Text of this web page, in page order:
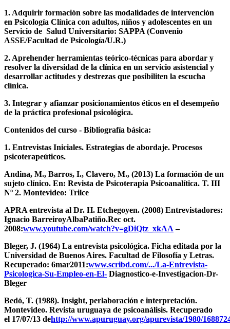
1. Adquirir formación sobre las modalidades de intervención
en Psicología Clínica con adultos, niños y adolescentes en un
Servicio de Salud Universitario: SAPPA (Convenio
ASSE/Facultad de Psicología/U.R.)
2. Aprehender herramientas teórico-técnicas para abordar y
resolver la diversidad de la clínica en un servicio asistencial y
desarrollar actitudes y destrezas que posibiliten la escucha
clínica.
3. Integrar y afianzar posicionamientos éticos en el desempeño
de la práctica profesional psicológica.
Contenidos del curso - Bibliografía básica:
1. Entrevistas Iniciales. Estrategias de abordaje. Procesos
psicoterapeúticos.
Andina, M., Barros, I., Clavero, M., (2013) La formación de un
sujeto clínico. En: Revista de Psicoterapia Psicoanalítica. T. III
Nº 2. Montevideo: Trilce
APRA entrevista al Dr. H. Etchegoyen. (2008) Entrevistadores:
Ignacio BarreiroyAlbaPatiño.Rec oct.
2008:www.youtube.com/watch?v=gDiQtz_xkAA –
Bleger, J. (1964) La entrevista psicológica. Ficha editada por la
Universidad de Buenos Aires. Facultad de Filosofía y Letras.
Recuperado: 6mar2011:www.scribd.com/.../La-Entrevista-
Psicologica-Su-Empleo-en-El- Diagnostico-e-Investigacion-Dr-
Bleger
Bedó, T. (1988). Insight, perlaboración e interpretación.
Montevideo. Revista uruguaya de psicoanálisis. Recuperado
el 17/07/13 dehttp://www.apuruguay.org/apurevista/1980/